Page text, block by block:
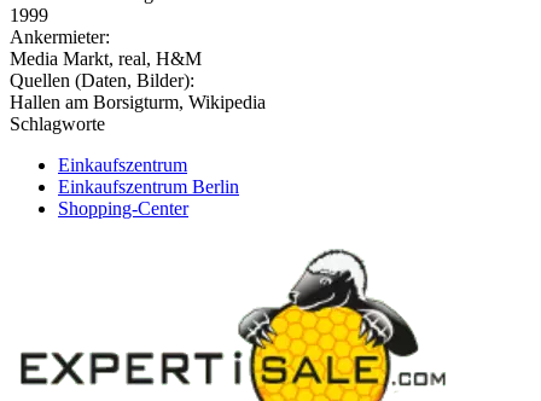
1999
Ankermieter:
Media Markt, real, H&M
Quellen (Daten, Bilder):
Hallen am Borsigturm, Wikipedia
Schlagworte
Einkaufszentrum
Einkaufszentrum Berlin
Shopping-Center